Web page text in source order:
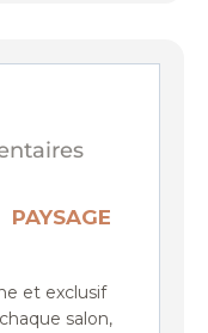
et exclusif
salon,